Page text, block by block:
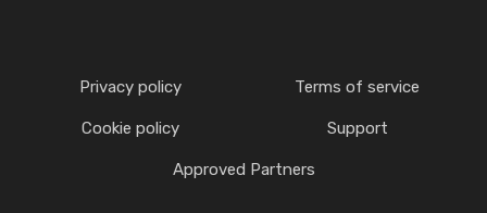
Privacy policy Terms of service
Cookie policy Support
Approved Partners